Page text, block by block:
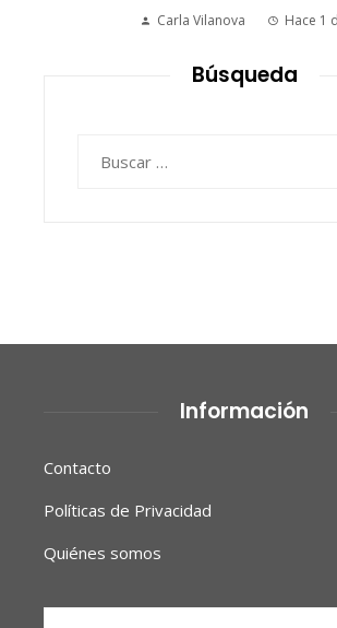
Hace 1 día
Búsqueda
Información
Contacto
Políticas de Privacidad
Quiénes somos